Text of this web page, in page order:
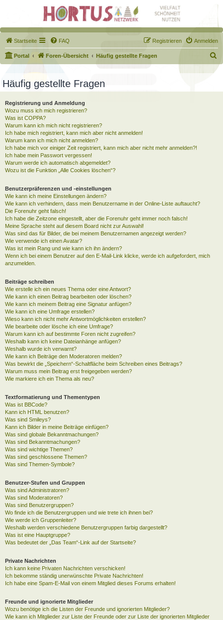
Startseite FAQ Anmelden
Registrieren
Portal Foren-Übersicht Häufig gestellte Fragen
u
h
Häufig gestellte Fragen
Registrierung und Anmeldung
Wozu muss ich mich registrieren?
Was ist COPPA?
Warum kann ich mich nicht registrieren?
Ich habe mich registriert, kann mich aber nicht anmelden!
Warum kann ich mich nicht anmelden?
Ich habe mich vor einiger Zeit registriert, kann mich aber nicht mehr anmelden?!
Ich habe mein Passwort vergessen!
Warum werde ich automatisch abgemeldet?
Wozu ist die Funktion „Alle Cookies löschen“?
Benutzerpräferenzen und -einstellungen
Wie kann ich meine Einstellungen ändern?
Wie kann ich verhindern, dass mein Benutzername in der Online-Liste auftaucht?
Die Forenuhr geht falsch!
Ich habe die Zeitzone eingestellt, aber die Forenuhr geht immer noch falsch!
Meine Sprache steht auf diesem Board nicht zur Auswahl!
Was sind das für Bilder, die bei meinem Benutzernamen angezeigt werden?
Wie verwende ich einen Avatar?
Was ist mein Rang und wie kann ich ihn ändern?
Wenn ich bei einem Benutzer auf den E-Mail-Link klicke, werde ich aufgefordert, mich
anzumelden.
Beiträge schreiben
Wie erstelle ich ein neues Thema oder eine Antwort?
Wie kann ich einen Beitrag bearbeiten oder löschen?
Wie kann ich meinem Beitrag eine Signatur anfügen?
Wie kann ich eine Umfrage erstellen?
Wieso kann ich nicht mehr Antwortmöglichkeiten erstellen?
Wie bearbeite oder lösche ich eine Umfrage?
Warum kann ich auf bestimmte Foren nicht zugreifen?
Weshalb kann ich keine Dateianhänge anfügen?
Weshalb wurde ich verwarnt?
Wie kann ich Beiträge den Moderatoren melden?
Was bewirkt die „Speichern“-Schaltfläche beim Schreiben eines Beitrags?
Warum muss mein Beitrag erst freigegeben werden?
Wie markiere ich ein Thema als neu?
Textformatierung und Thementypen
Was ist BBCode?
Kann ich HTML benutzen?
Was sind Smileys?
Kann ich Bilder in meine Beiträge einfügen?
Was sind globale Bekanntmachungen?
Was sind Bekanntmachungen?
Was sind wichtige Themen?
Was sind geschlossene Themen?
Was sind Themen-Symbole?
Benutzer-Stufen und Gruppen
Was sind Administratoren?
Was sind Moderatoren?
Was sind Benutzergruppen?
Wo finde ich die Benutzergruppen und wie trete ich ihnen bei?
Wie werde ich Gruppenleiter?
Weshalb werden verschiedene Benutzergruppen farbig dargestellt?
Was ist eine Hauptgruppe?
Was bedeutet der „Das Team“-Link auf der Startseite?
Private Nachrichten
Ich kann keine Privaten Nachrichten verschicken!
Ich bekomme ständig unerwünschte Private Nachrichten!
Ich habe eine Spam-E-Mail von einem Mitglied dieses Forums erhalten!
Freunde und ignorierte Mitglieder
Wozu benötige ich die Listen der Freunde und ignorierten Mitglieder?
Wie kann ich Mitglieder zur Liste der Freunde oder zur Liste der ignorierten Mitglieder